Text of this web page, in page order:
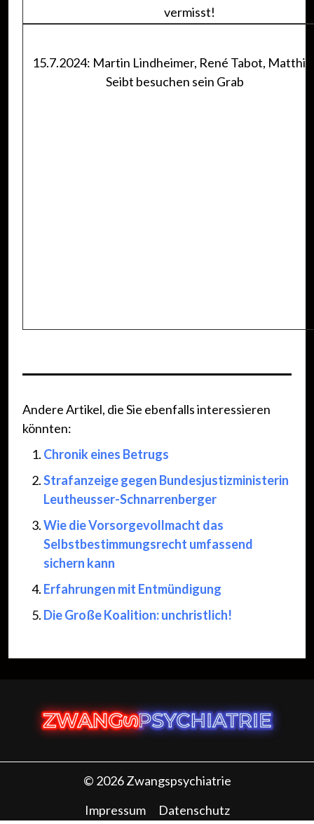
vermisst!
15.7.2024: Martin Lindheimer, René Tabot,
Seibt besuchen sein Grab
Andere Artikel, die Sie ebenfalls interessieren
könnten:
Chronik eines Betrugs
Strafanzeige gegen Bundesjustizministerin
Leutheusser-Schnarrenberger
Wie die Vorsorgevollmacht das
Selbstbestimmungsrecht umfassend
sichern kann
Erfahrungen mit Entmündigung
Die Große Koalition: unchristlich!
© 2026 Zwangspsychiatrie
Impressum
Datenschutz